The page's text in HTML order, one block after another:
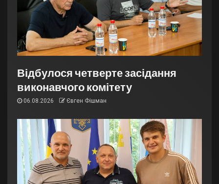
Відбулося четверте засідання
виконавчого комітету
06.08.2026 Євген Фішман